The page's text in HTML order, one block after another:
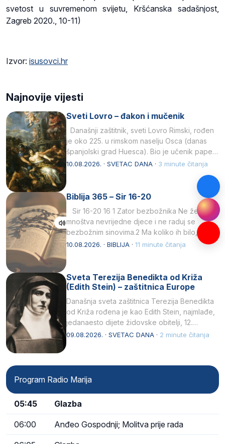
svetost u suvremenom svijetu, Kršćanska sadašnjost,
Zagreb 2020., 10-11)
Izvor: isusovci.hr
Najnovije vijesti
Sveti Lovro – đakon i mučenik
Današnji zaštitnik, sveti Lovro Rimski, rođen
je oko 225. u rimskom naselju Osca (danas
španjolski grad Huesca). Bio je učenik pape…
10.08.2026. · SVETAC DANA · 3 minute čitanja
Biblija 365 – Sir 16-20
Sir 16-20 16 1 Zator bezbožnika Ne želi
mnoštva nevrijedne djece i ne raduj se
bezbožnim sinovima.2 Ma koliko ih bilo,…
10.08.2026. · BIBLIJA · 11 minute čitanja
Sveta Terezija Benedikta od Križa
(Edith Stein) – zaštitnica Europe
Današnja sveta zaštitnica Terezija Benedikta
od Križa rođena je kao Edith Stein, najmlađe,
jedanaesto dijete židovske obitelji, 12.
listopada 1891, u Wrocławu…
09.08.2026. · SVETAC DANA · 2 minute čitanja
Program Radio Marija
05:45 Glazba
06:00 Anđeo Gospodnji; Molitva prije rada